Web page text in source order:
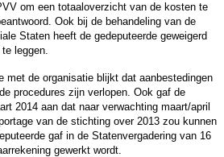
om een totaaloverzicht van de kosten te
Ook bij de behandeling van de
Staten heeft de gedeputeerde geweigerd
leggen.
met de organisatie blijkt dat aanbestedingen
procedures zijn verlopen. Ook gaf de
2014 aan dat naar verwachting maart/april
van de stichting over 2013 zou kunnen
gaf in de Statenvergadering van 16
gewerkt wordt.